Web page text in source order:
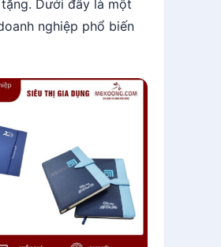
Dưới đây là một
nghiệp phổ biến